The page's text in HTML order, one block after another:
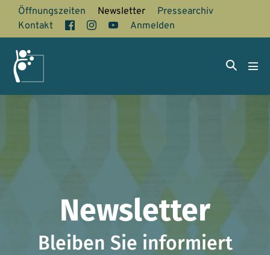
Zum
Inhalt
springen
Öffnungszeiten Newsletter
Pressearchiv
Kontakt
Facebook
Instagram
YouTube
Anmelden
Suche-
Newsletter
Bleiben Sie informiert